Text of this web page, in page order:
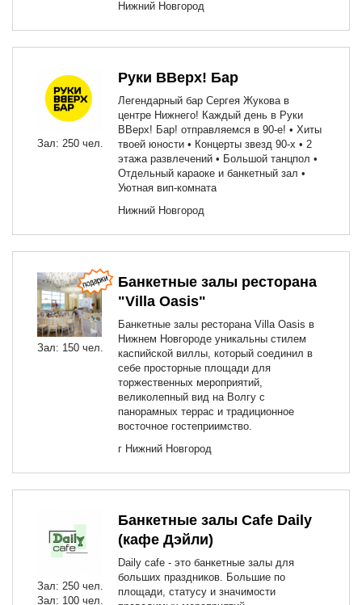
Нижний Новгород
Зал: 250 чел.
Руки ВВерх! Бар
Легендарный бар Сергея Жукова в
центре Нижнего! Каждый день в Руки
ВВерх! Бар! отправляемся в 90-е! • Хиты
твоей юности • Концерты звезд 90-х • 2
этажа развлечений • Большой танцпол •
Отдельный караоке и банкетный зал •
Уютная вип-комната
Нижний Новгород
Зал: 150 чел.
Банкетные залы ресторана
"Villa Oasis"
Банкетные залы ресторана Villa Oasis в
Нижнем Новгороде уникальны стилем
каспийской виллы, который соединил в
себе просторные площади для
торжественных мероприятий,
великолепный вид на Волгу с
панорамных террас и традиционное
восточное гостеприимство.
г Нижний Новгород
Зал: 250 чел.
Зал: 100 чел.
Банкетные залы Сafe Daily
(кафе Дэйли)
Daily cafe - это банкетные залы для
больших праздников. Большие по
площади, статусу и значимости